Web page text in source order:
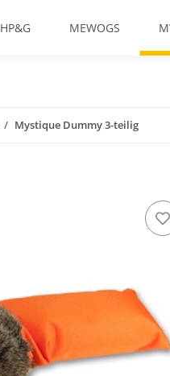
HP&G MEWOGS
Mystique Dummy 3-teilig